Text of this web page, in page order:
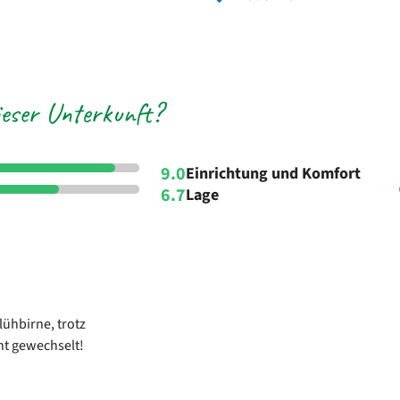
Unterkunft?
9.0Einrichtung und Komfort
6.7Lage
trotz
gewechselt!